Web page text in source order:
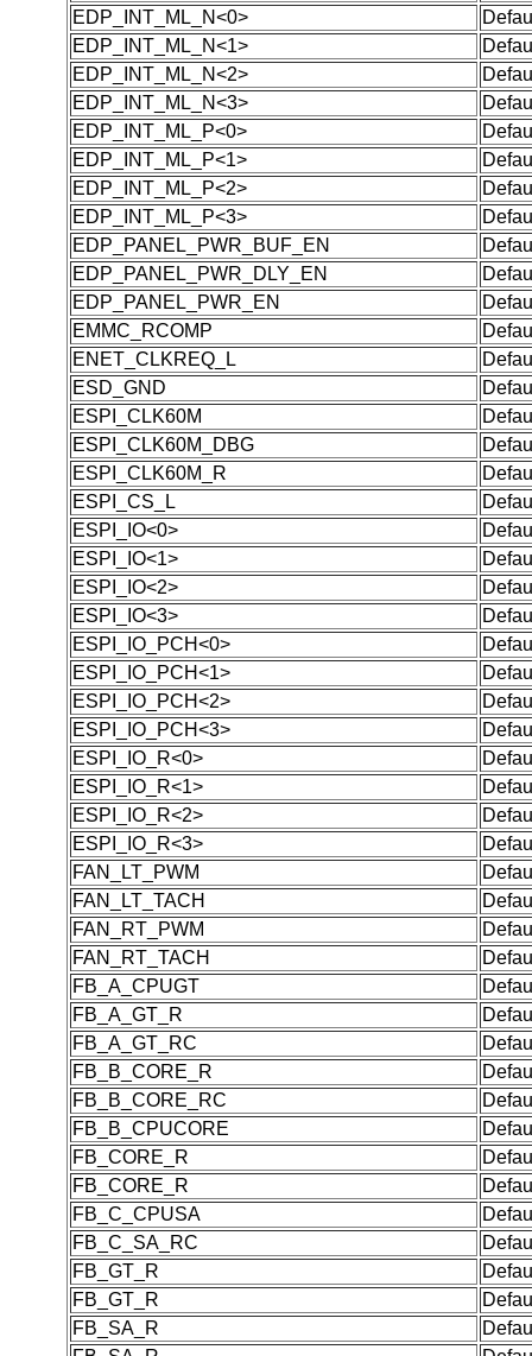
EDP_INT_ML_N<0>
EDP_INT_ML_N<1>
EDP_INT_ML_N<2>
EDP_INT_ML_N<3>
EDP_INT_ML_P<0>
EDP_INT_ML_P<1>
EDP_INT_ML_P<2>
EDP_INT_ML_P<3>
EDP_PANEL_PWR_BUF_EN
EDP_PANEL_PWR_DLY_EN
EDP_PANEL_PWR_EN
EMMC_RCOMP
ENET_CLKREQ_L
ESD_GND
ESPI_CLK60M
ESPI_CLK60M_DBG
ESPI_CLK60M_R
ESPI_CS_L
ESPI_IO<0>
ESPI_IO<1>
ESPI_IO<2>
ESPI_IO<3>
ESPI_IO_PCH<0>
ESPI_IO_PCH<1>
ESPI_IO_PCH<2>
ESPI_IO_PCH<3>
ESPI_IO_R<0>
ESPI_IO_R<1>
ESPI_IO_R<2>
ESPI_IO_R<3>
FAN_LT_PWM
FAN_LT_TACH
FAN_RT_PWM
FAN_RT_TACH
FB_A_CPUGT
FB_A_GT_R
FB_A_GT_RC
FB_B_CORE_R
FB_B_CORE_RC
FB_B_CPUCORE
FB_CORE_R
FB_CORE_R
FB_C_CPUSA
FB_C_SA_RC
FB_GT_R
FB_GT_R
FB_SA_R